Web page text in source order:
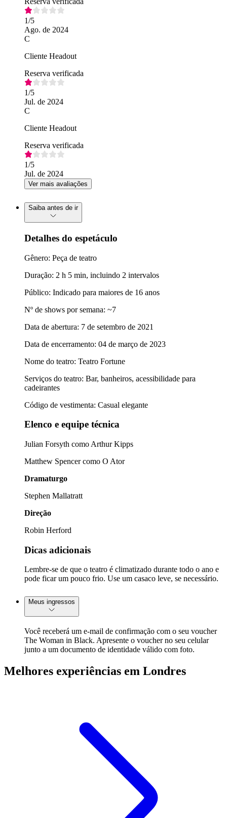
1/5
Ago. de 2024
C
Cliente Headout
Reserva verificada
1/5
Jul. de 2024
C
Cliente Headout
Reserva verificada
1/5
Jul. de 2024
Ver mais avaliações
Saiba antes de ir
Detalhes do espetáculo
Gênero: Peça de teatro
Duração: 2 h 5 min, incluindo 2 intervalos
Público: Indicado para maiores de 16 anos
Nº de shows por semana: ~7
Data de abertura: 7 de setembro de 2021
Data de encerramento: 04 de março de 2023
Nome do teatro: Teatro Fortune
Serviços do teatro: Bar, banheiros, acessibilidade para
cadeirantes
Código de vestimenta: Casual elegante
Elenco e equipe técnica
Julian Forsyth como Arthur Kipps
Matthew Spencer como O Ator
Dramaturgo
Stephen Mallatratt
Direção
Robin Herford
Dicas adicionais
Lembre-se de que o teatro é climatizado durante todo o ano e
pode ficar um pouco frio. Use um casaco leve, se necessário.
Meus ingressos
Você receberá um e-mail de confirmação com o seu voucher
The Woman in Black. Apresente o voucher no seu celular
junto a um documento de identidade válido com foto.
Melhores experiências em Londres